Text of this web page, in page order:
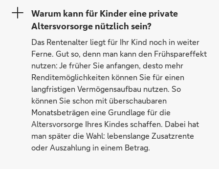
Warum kann für Kinder eine private
Altersvorsorge nützlich sein?
Das Rentenalter liegt für Ihr Kind noch in weiter
Ferne. Gut so, denn man kann den Frühspareffekt
nutzen: Je früher Sie anfangen, desto mehr
Renditemöglichkeiten können Sie für einen
langfristigen Vermögensaufbau nutzen. So
können Sie schon mit überschaubaren
Monatsbeträgen eine Grundlage für die
Altersvorsorge Ihres Kindes schaffen. Dabei hat
man später die Wahl: lebenslange Zusatzrente
oder Auszahlung in einem Betrag.